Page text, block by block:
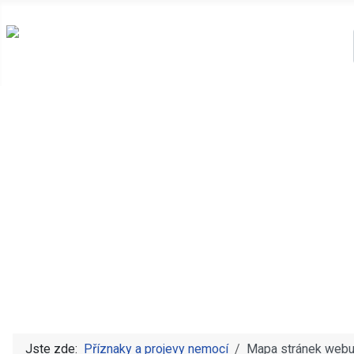
Jste zde: Příznaky a projevy nemocí Mapa stránek webu